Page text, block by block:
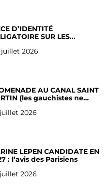
D’IDENTITÉ
SUR LES
2026
AU CANAL SAINT
(les gauchistes ne
2026
LEPEN CANDIDATE EN
: l’avis des Parisiens
2026